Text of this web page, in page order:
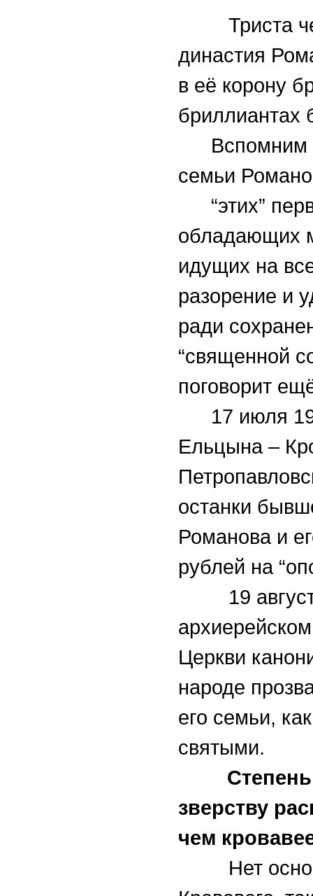
Триста
династия
в её корону
бриллиантах
Вспомним
семьи
“этих”
обладающих
идущих на
разорение и
ради
“священной
поговорит
17 июля
Ельцына –
останки
Романова и
рублей на
19 августа
Церкви
народе
его семьи,
святыми.
зверству
чем
Нет